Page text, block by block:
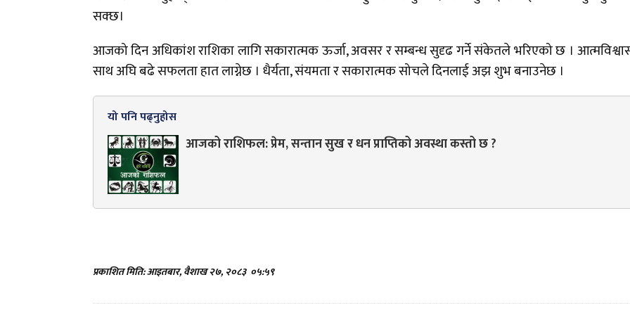
सक्छ।
आजको दिन अधिकांश राशिका लागि सकारात्मक ऊर्जा, अवसर र सम्बन्ध सुदृढ गर्ने संकेतले भरिएको छ ।
साथ अघि बढे सफलता हात लाग्नेछ । धैर्यता, संयमता र सकारात्मक सोचले दिनलाई अझ शुभ बनाउनेछ ।
यो पनि पढ्नुहोस
आजको राशिफल: प्रेम, सन्तान सुख र धन प्राप्तिको अवस्था कस्तो छ ?
प्रकाशित मिति: आइतबार, वैशाख २७, २०८३ ०५:५९